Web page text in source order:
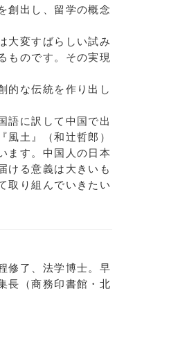
創出し、留学の概念
大変すばらしい試み
ものです。その実現
的な伝統を作り出し
語に訳して中国で出
風土』（和辻哲郎）
ます。中国人の日本
ける意義は大きいも
取り組んでいきたい
修了、法学博士。早
長（商務印書館・北